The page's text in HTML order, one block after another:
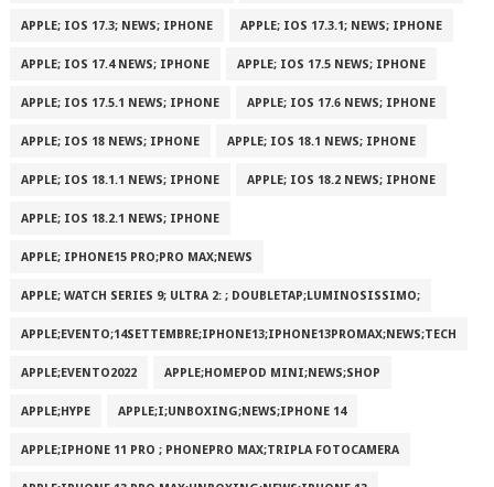
APPLE; IOS 17.3; NEWS; IPHONE APPLE; IOS 17.3.1; NEWS; IPHONE
APPLE; IOS 17.4 NEWS; IPHONE APPLE; IOS 17.5 NEWS; IPHONE
APPLE; IOS 17.5.1 NEWS; IPHONE APPLE; IOS 17.6 NEWS; IPHONE
APPLE; IOS 18 NEWS; IPHONE APPLE; IOS 18.1 NEWS; IPHONE
APPLE; IOS 18.1.1 NEWS; IPHONE APPLE; IOS 18.2 NEWS; IPHONE
APPLE; IOS 18.2.1 NEWS; IPHONE
APPLE; IPHONE15 PRO;PRO MAX;NEWS
APPLE; WATCH SERIES 9; ULTRA 2: ; DOUBLETAP;LUMINOSISSIMO;
APPLE;EVENTO;14SETTEMBRE;IPHONE13;IPHONE13PROMAX;NEWS;TECH
APPLE;EVENTO2022 APPLE;HOMEPOD MINI;NEWS;SHOP
APPLE;HYPE APPLE;I;UNBOXING;NEWS;IPHONE 14
APPLE;IPHONE 11 PRO ; PHONEPRO MAX;TRIPLA FOTOCAMERA